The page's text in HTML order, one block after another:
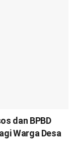
dan BPBD
Warga Desa